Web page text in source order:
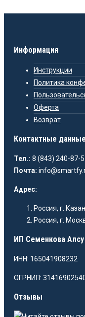
Информация
Инструкции
Политика
Оферта
Возврат
Контактные данные
Тел.: 8 (843) 240-87-
Почта:
Адрес:
Россия, г.
Россия, г.
ИП Семенкова
ИНН: 165041908232
ОГРНИП:
Отзывы